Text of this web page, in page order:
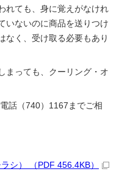
れても、身に覚えがなけれ
いないのに商品を送りつけ
なく、受け取る必要もあり
まっても、クーリング・オ
話（740）1167までご相
シ） （PDF 456.4KB）